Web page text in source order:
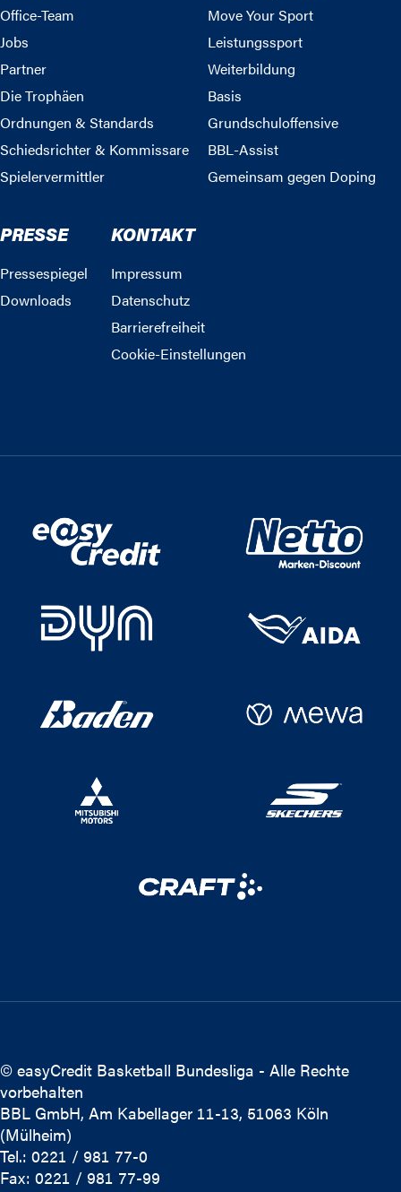
Office-Team
Jobs
Partner
Die Trophäen
Ordnungen & Standards
Schiedsrichter & Kommissare
Spielervermittler
Move Your Sport
Leistungssport
Weiterbildung
Basis
Grundschuloffensive
BBL-Assist
Gemeinsam gegen Doping
PRESSE
Pressespiegel
Downloads
KONTAKT
Impressum
Datenschutz
Barrierefreiheit
Cookie-Einstellungen
© easyCredit Basketball Bundesliga - Alle Rechte
vorbehalten
BBL GmbH, Am Kabellager 11-13, 51063 Köln
(Mülheim)
Tel.: 0221 / 981 77-0
Fax: 0221 / 981 77-99